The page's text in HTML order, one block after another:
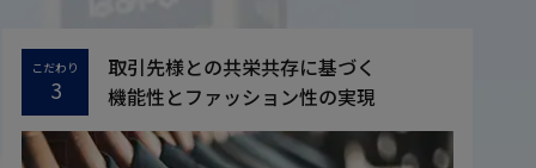
こだわり
3
取引先様との共栄共存に基づく
機能性とファッション性の実現